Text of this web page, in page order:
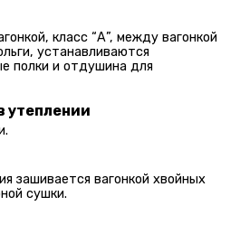
класс “А”, между вагонкой
устанавливаются
полки и отдушина для
утеплении
зашивается вагонкой хвойных
сушки.